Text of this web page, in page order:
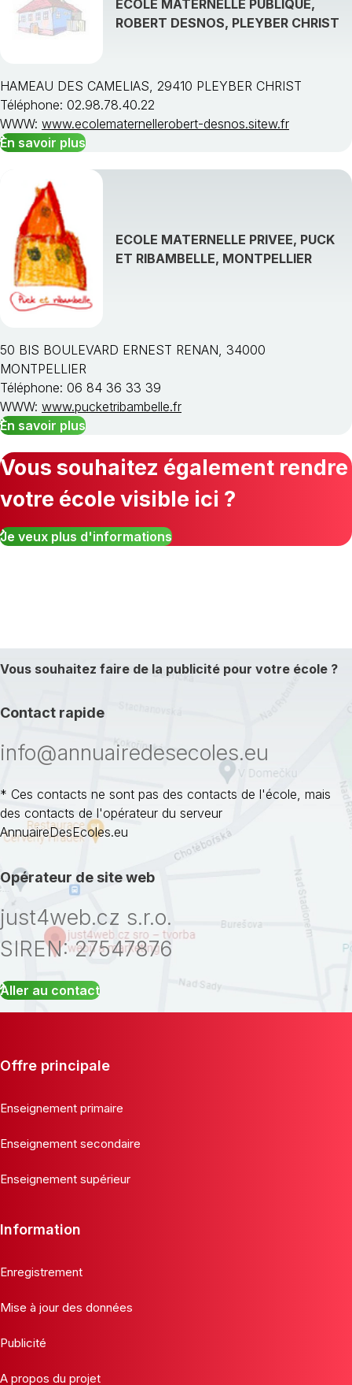
ECOLE MATERNELLE PUBLIQUE,
ROBERT DESNOS, PLEYBER CHRIST
HAMEAU DES CAMELIAS, 29410 PLEYBER CHRIST
Téléphone: 02.98.78.40.22
WWW: www.ecolematernellerobert-desnos.sitew.fr
En savoir plus
ECOLE MATERNELLE PRIVEE, PUCK
ET RIBAMBELLE, MONTPELLIER
50 BIS BOULEVARD ERNEST RENAN, 34000
MONTPELLIER
Téléphone: 06 84 36 33 39
WWW: www.pucketribambelle.fr
En savoir plus
Vous souhaitez également rendre
votre école visible ici ?
Je veux plus d'informations
Vous souhaitez faire de la publicité pour votre école ?
Contact rapide
info@annuairedesecoles.eu
* Ces contacts ne sont pas des contacts de l'école, mais
des contacts de l'opérateur du serveur
AnnuaireDesEcoles.eu
Opérateur de site web
just4web.cz s.r.o.
SIREN: 27547876
Aller au contact
Offre principale
Enseignement primaire
Enseignement secondaire
Enseignement supérieur
Information
Enregistrement
Mise à jour des données
Publicité
A propos du projet